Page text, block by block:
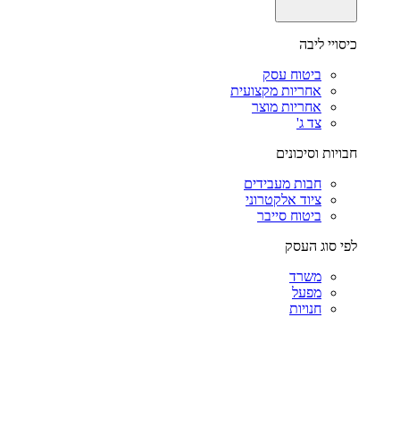
כיסויי ליבה
ביטוח עסק
אחריות מקצועית
אחריות מוצר
צד ג'
חבויות וסיכונים
חבות מעבידים
ציוד אלקטרוני
ביטוח סייבר
לפי סוג העסק
משרד
מפעל
חנויות